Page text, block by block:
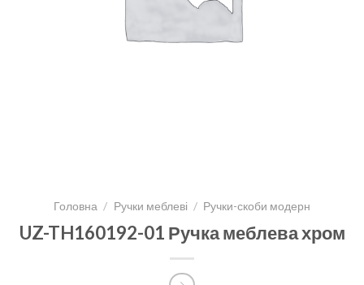
Головна / Ручки меблеві / Ручки-скоби модерн
UZ-TH160192-01 Ручка меблева хром